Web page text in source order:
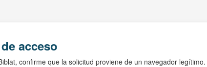
acceso
confirme que la solicitud proviene de un navegador legítimo.